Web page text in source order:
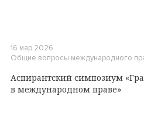
16 мар 2026
Общие вопросы международного
Аспирантский симпозиум
в международном праве»